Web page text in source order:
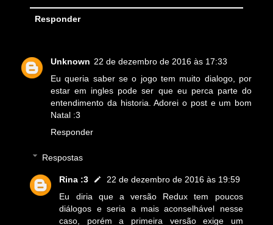
Responder
Unknown 22 de dezembro de 2016 às 17:33
Eu queria saber se o jogo tem muito dialogo, por
estar em ingles pode ser que eu perca parte do
entendimento da historia. Adorei o post e um bom
Natal :3
Responder
Respostas
Rina :3
22 de dezembro de 2016 às 19:59
Eu diria que a versão Redux tem poucos
diálogos e seria a mais aconselhável nesse
caso, porém a primeira versão exige um